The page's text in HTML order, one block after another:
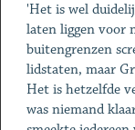
'Het is wel
laten liggen voor
buitengrenzen
lidstaten, maar
Het is hetzelfde
was niemand